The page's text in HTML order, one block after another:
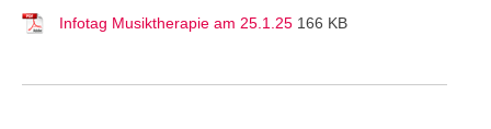
Infotag Musiktherapie am 25.1.25 166 KB